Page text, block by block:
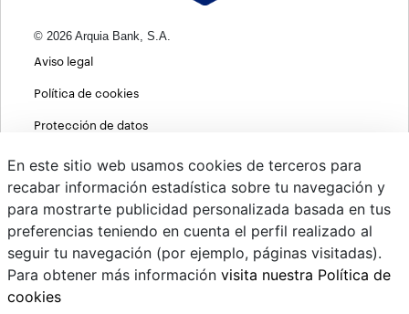
© 2026 Arquia Bank, S.A.
Aviso legal
Política de cookies
Protección de datos
Política de privacidad web
MIFID
PSD2
Cambio de divisas
En este sitio web usamos cookies de terceros para
recabar información estadística sobre tu navegación y
para mostrarte publicidad personalizada basada en tus
preferencias teniendo en cuenta el perfil realizado al
seguir tu navegación (por ejemplo, páginas visitadas).
Para obtener más información visita nuestra Política de
cookies